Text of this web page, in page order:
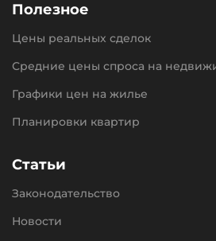
Полезное
Цены реальных сделок
Средние цены спроса на
Графики цен на жилье
Планировки квартир
Статьи
Законодательство
Новости